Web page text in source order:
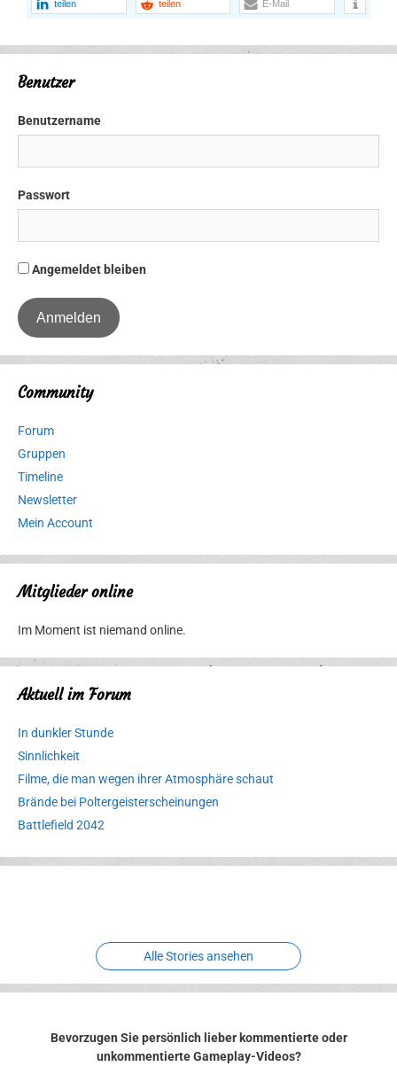
teilen teilen E-Mail
Benutzer
Benutzername
Passwort
Angemeldet bleiben
Community
Forum
Gruppen
Timeline
Newsletter
Mein Account
Mitglieder online
Im Moment ist niemand online.
Aktuell im Forum
In dunkler Stunde
Sinnlichkeit
Filme, die man wegen ihrer Atmosphäre schaut
Brände bei Poltergeisterscheinungen
Battlefield 2042
Erlebnispark
Verbotene
Alle Stories ansehen
Bevorzugen Sie persönlich lieber kommentierte oder
unkommentierte Gameplay-Videos?